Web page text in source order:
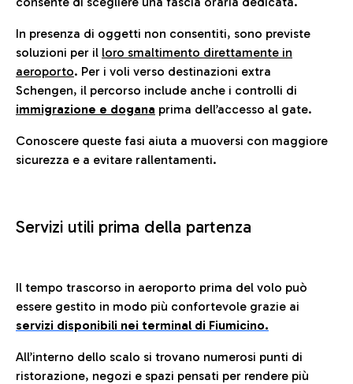
In presenza di oggetti non consentiti, sono previste
soluzioni per il loro smaltimento direttamente in
aeroporto. Per i voli verso destinazioni extra
Schengen, il percorso include anche i controlli di
immigrazione e dogana prima dell’accesso al gate.
Conoscere queste fasi aiuta a muoversi con maggiore
sicurezza e a evitare rallentamenti.
Servizi utili prima della partenza
Il tempo trascorso in aeroporto prima del volo può
essere gestito in modo più confortevole grazie ai
servizi disponibili nei terminal di Fiumicino.
All’interno dello scalo si trovano numerosi punti di
ristorazione, negozi e spazi pensati per rendere più